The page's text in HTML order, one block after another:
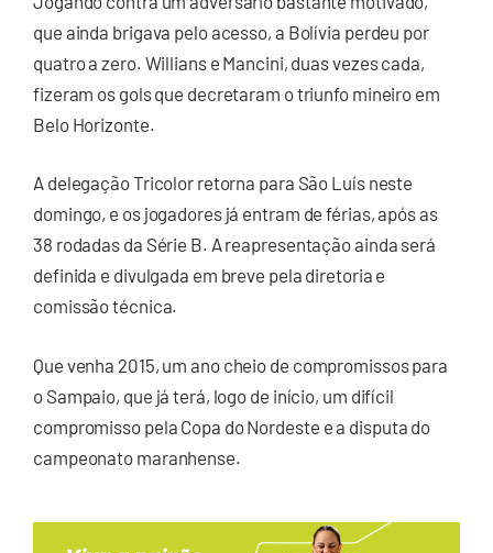
que ainda brigava pelo acesso, a Bolívia perdeu por
quatro a zero. Willians e Mancini, duas vezes cada,
fizeram os gols que decretaram o triunfo mineiro em
Belo Horizonte.
A delegação Tricolor retorna para São Luís neste
domingo, e os jogadores já entram de férias, após as
38 rodadas da Série B. A reapresentação ainda será
definida e divulgada em breve pela diretoria e
comissão técnica.
Que venha 2015, um ano cheio de compromissos para
o Sampaio, que já terá, logo de início, um difícil
compromisso pela Copa do Nordeste e a disputa do
campeonato maranhense.